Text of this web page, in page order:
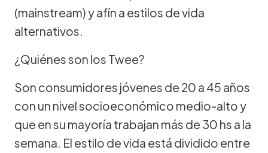
(mainstream) y afín a estilos de vida
alternativos.
¿Quiénes son los Twee?
Son consumidores jóvenes de 20 a 45 años
con un nivel socioeconómico medio-alto y
que en su mayoría trabajan más de 30 hs a la
semana. El estilo de vida está dividido entre